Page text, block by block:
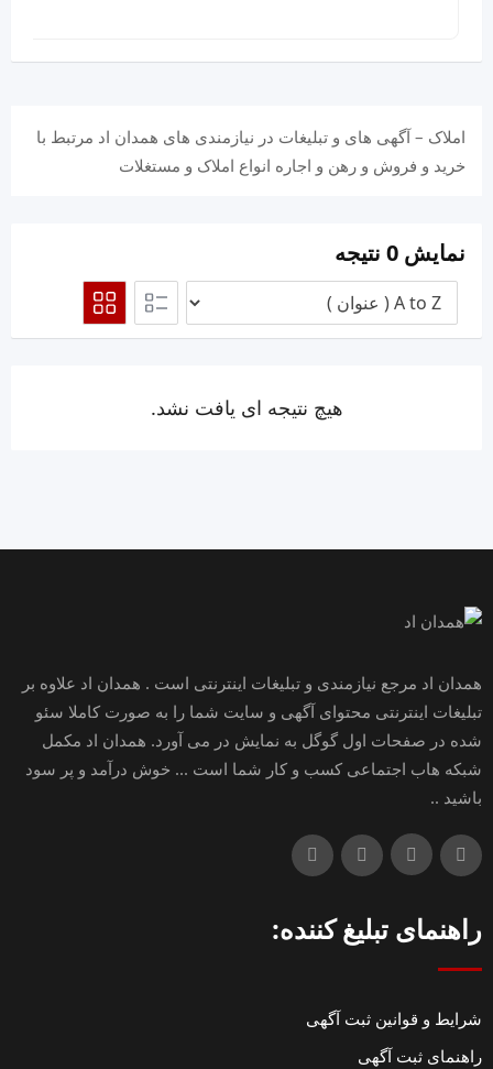
املاک – آگهی های و تبلیغات در نیازمندی های همدان اد مرتبط با
خرید و فروش و رهن و اجاره انواع املاک و مستغلات
نمایش 0 نتیجه
هیچ نتیجه ای یافت نشد.
همدان اد مرجع نیازمندی و تبلیغات اینترنتی است . همدان اد علاوه بر
تبلیغات اینترنتی محتوای آگهی و سایت شما را به صورت کاملا سئو
شده در صفحات اول گوگل به نمایش در می آورد. همدان اد مکمل
شبکه هاب اجتماعی کسب و کار شما است ... خوش درآمد و پر سود
باشید ..
راهنمای تبلیغ کننده:
شرایط و قوانین ثبت آگهی
راهنمای ثبت آگهی